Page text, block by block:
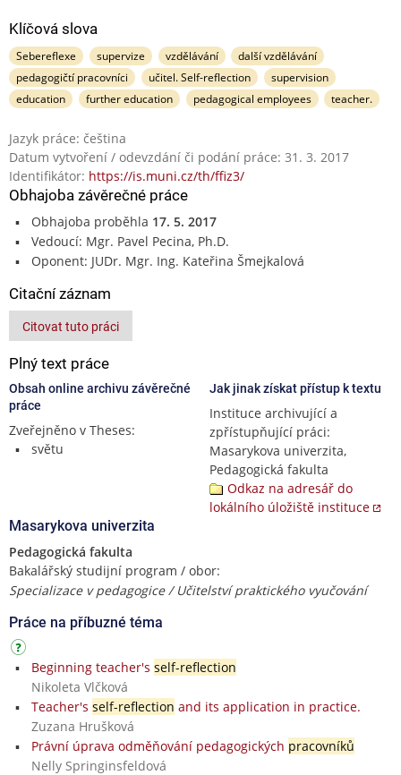
Klíčová slova
Sebereflexe supervize vzdělávání
další vzdělávání
pedagogičtí pracovníci
učitel. Self-reflection
supervision
education
further education pedagogical employees teacher.
Jazyk práce: čeština
Datum vytvoření / odevzdání či podání práce: 31. 3. 2017
Identifikátor: https://is.muni.cz/th/ffiz3/
Obhajoba závěrečné práce
Obhajoba proběhla 17. 5. 2017
Vedoucí: Mgr. Pavel Pecina, Ph.D.
Oponent: JUDr. Mgr. Ing. Kateřina Šmejkalová
Citační záznam
Citovat tuto práci
Plný text práce
Obsah online archivu závěrečné
práce
Zveřejněno v Theses:
světu
Jak jinak získat přístup k textu
Instituce archivující a
zpřístupňující práci:
Masarykova univerzita,
Pedagogická fakulta
Odkaz na adresář do
lokálního úložiště instituce
Masarykova univerzita
Pedagogická fakulta
Bakalářský studijní program / obor:
Specializace v pedagogice / Učitelství praktického vyučování
Práce na příbuzné téma
Beginning teacher's self-reflection
Nikoleta Vlčková
Teacher's self-reflection and its application in practice.
Zuzana Hrušková
Právní úprava odměňování pedagogických pracovníků
Nelly Springinsfeldová